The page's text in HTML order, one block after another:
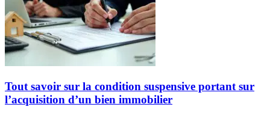
Tout savoir sur la condition suspensive portant sur
l’acquisition d’un bien immobilier